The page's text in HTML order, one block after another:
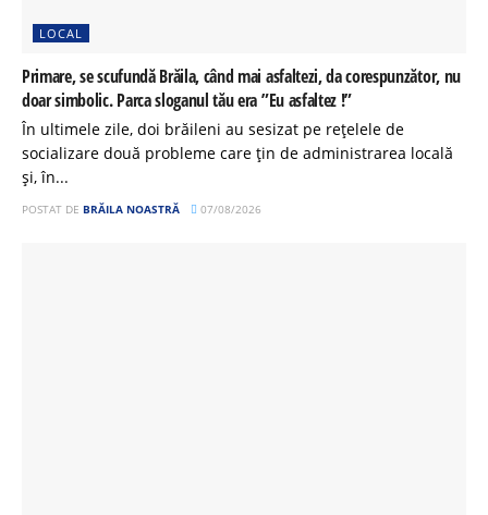
LOCAL
Primare, se scufundă Brăila, când mai asfaltezi, da corespunzător, nu
doar simbolic. Parca sloganul tău era ”Eu asfaltez !”
În ultimele zile, doi brăileni au sesizat pe rețelele de
socializare două probleme care țin de administrarea locală
și, în...
POSTAT DE BRĂILA NOASTRĂ 07/08/2026